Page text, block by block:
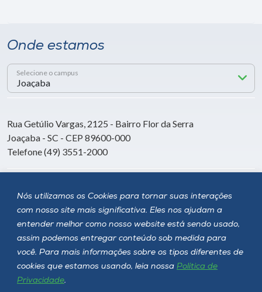
Nós utilizamos os Cookies para tornar suas interações
com nosso site mais significativa. Eles nos ajudam a
entender melhor como nosso website está sendo usado,
assim podemos entregar conteúdo sob medida para
você. Para mais informações sobre os tipos diferentes de
cookies que estamos usando, leia nossa Política de
Privacidade.
Onde estamos
Selecione o campus
Rua Getúlio Vargas, 2125 - Bairro Flor da Serra
Joaçaba - SC - CEP 89600-000
Telefone (49) 3551-2000
Siga a Unoesc